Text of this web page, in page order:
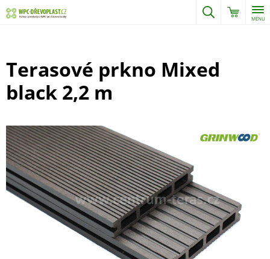
MENU
Terasové prkno Mixed
black 2,2 m